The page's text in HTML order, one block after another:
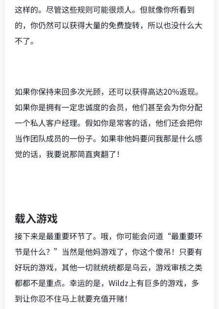
这样的。尽管这些规则可能很烦人。但就像你所看到
的，你仍然可以获得大量的免费旋转，所以也没什么大
不了。
如果你保持来回多次光顾，还可以获得高达20%返现。
如果你是拥有一定忠诚度的会员，他们甚至会为你分配
一个私人客户经理。假如你是常客的话，他们还会把你
当作团队成员的一份子。如果非他妈要问我那是什么感
觉的话，我要说那简直爽翻了！
载入游戏
接下来是最重要环节了。哦，你可能会问道“最重要环
节是什么？”当然是他妈游戏了，你这个傻吊！只要有
好玩的游戏，其他一切就统统都是乌云，游戏审核之类
都都不是重点。幸运的是，Wildz上有巨多的游戏，多
到让你忍不住马上就要充值开赌！